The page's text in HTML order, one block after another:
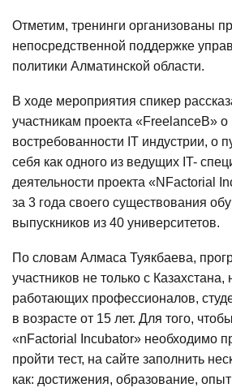
Отметим, тренинги организованы
непосредственной поддержке
политики Алматинской области.
В ходе мероприятия спикер
участникам проекта «FreelanceB» о
востребованности IT индустрии, о
себя как одного из ведущих IT-
деятельности проекта «NFactorial
за 3 года своего существования
выпускников из 40 университетов.
По словам Алмаса Туякбаева,
участников не только с
работающих профессионалов,
в возрасте от 15 лет. Для того,
«nFactorial Incubator» необходимо
пройти тест, на сайте заполнить
как: достижения, образование, опыт